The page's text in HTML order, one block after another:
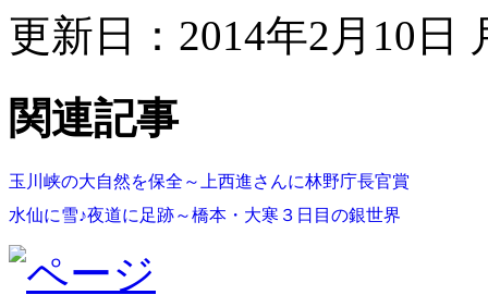
更新日：2014年2月10日
関連記事
玉川峡の大自然を保全～上西進さんに林野庁長官賞
水仙に雪♪夜道に足跡～橋本・大寒３日目の銀世界